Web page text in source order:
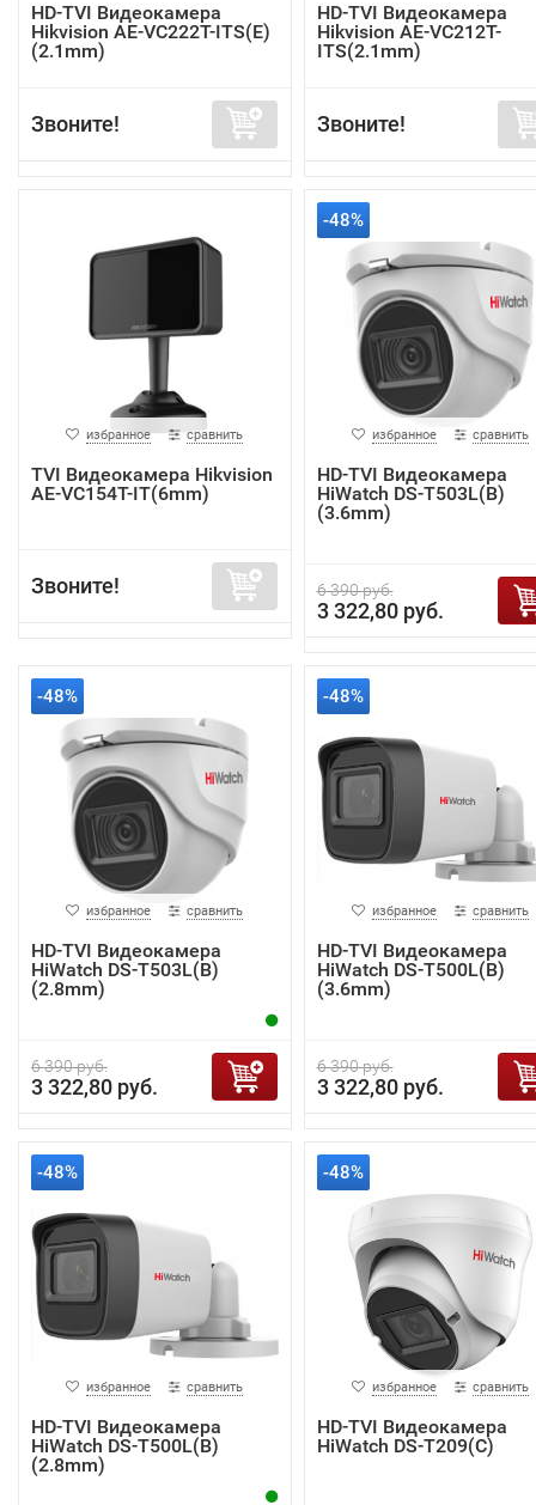
HD-TVI Видеокамера
Hikvision AE-VC222T-ITS(E)
(2.1mm)
Звоните!
HD-TVI Видеокамера
Hikvision AE-VC212T-
ITS(2.1mm)
Звоните!
избранное сравнить
TVI Видеокамера Hikvision
AE-VC154T-IT(6mm)
Звоните!
-48%
избранное сравнить
HD-TVI Видеокамера
HiWatch DS-T503L(B)
(3.6mm)
6 390 руб.
3 322,80 руб.
-48%
избранное сравнить
HD-TVI Видеокамера
HiWatch DS-T503L(B)
(2.8mm)
6 390 руб.
3 322,80 руб.
-48%
избранное сравнить
HD-TVI Видеокамера
HiWatch DS-T500L(B)
(3.6mm)
6 390 руб.
3 322,80 руб.
-48%
избранное сравнить
HD-TVI Видеокамера
HiWatch DS-T500L(B)
(2.8mm)
-48%
избранное сравнить
HD-TVI Видеокамера
HiWatch DS-T209(С)